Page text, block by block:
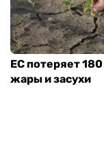
ЕС потеряет
жары и засухи